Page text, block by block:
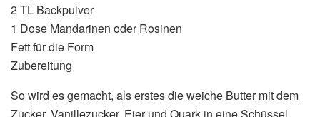
2 TL Backpulver
1 Dose Mandarinen oder Rosinen
Fett für die Form
Zubereitung
So wird es gemacht, als erstes die weiche Butter mit dem
Zucker, Vanillezucker, Eier und Quark in eine Schüssel